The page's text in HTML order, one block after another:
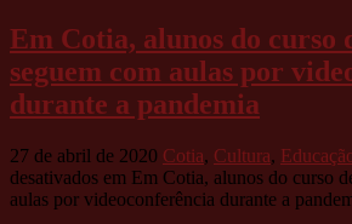
Em Cotia, alunos do curso
seguem com aulas por
durante a pandemia
27 de abril de 2020 Cotia, Cultura,
desativados em Em Cotia, alunos do curso
aulas por videoconferência durante a